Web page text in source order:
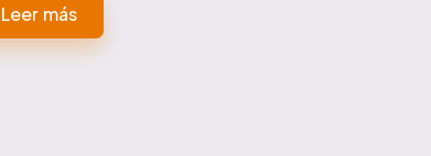
Leer más